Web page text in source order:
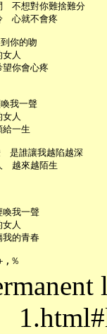
不想對你難捨難分
心就不會疼
你的吻
人
你會心疼
我一聲
人
一生
是誰讓我越陷越深
越來越陌生
我一聲
人
的青春